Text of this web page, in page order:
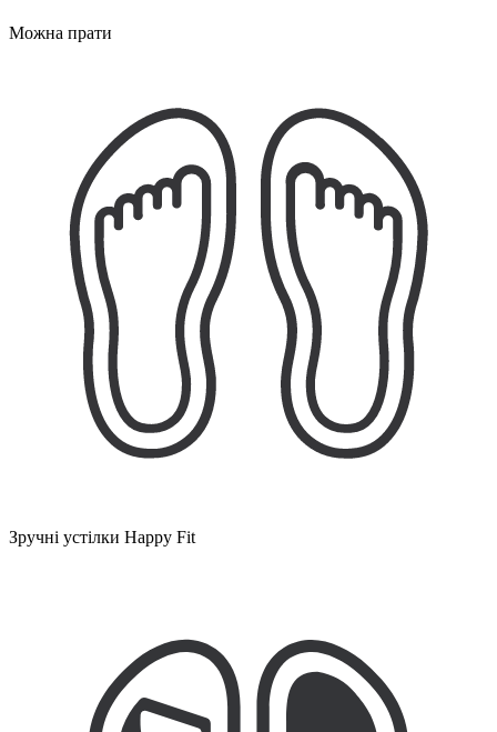
Можна прати
Зручні устілки Happy Fit